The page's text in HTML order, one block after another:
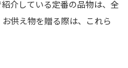
介している定番の品物は、全
供え物を贈る際は、これら